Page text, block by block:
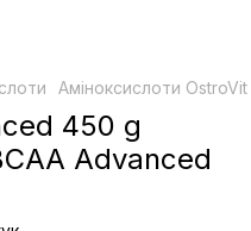
Аміноксислоти OstroVit
450 g
Advanced